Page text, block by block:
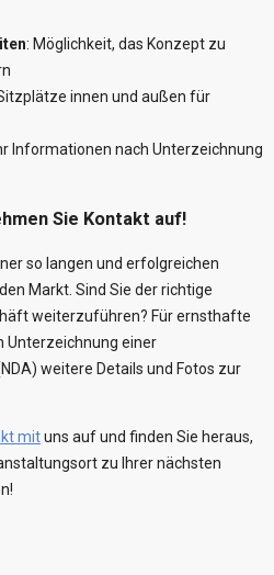
: Möglichkeit, das Konzept zu
innen und außen für
Informationen nach Unterzeichnung
Sie Kontakt auf!
so langen und erfolgreichen
Markt. Sind Sie der richtige
weiterzuführen? Für ernsthafte
Unterzeichnung einer
weitere Details und Fotos zur
mituns auf und finden Sie heraus,
zu Ihrer nächsten